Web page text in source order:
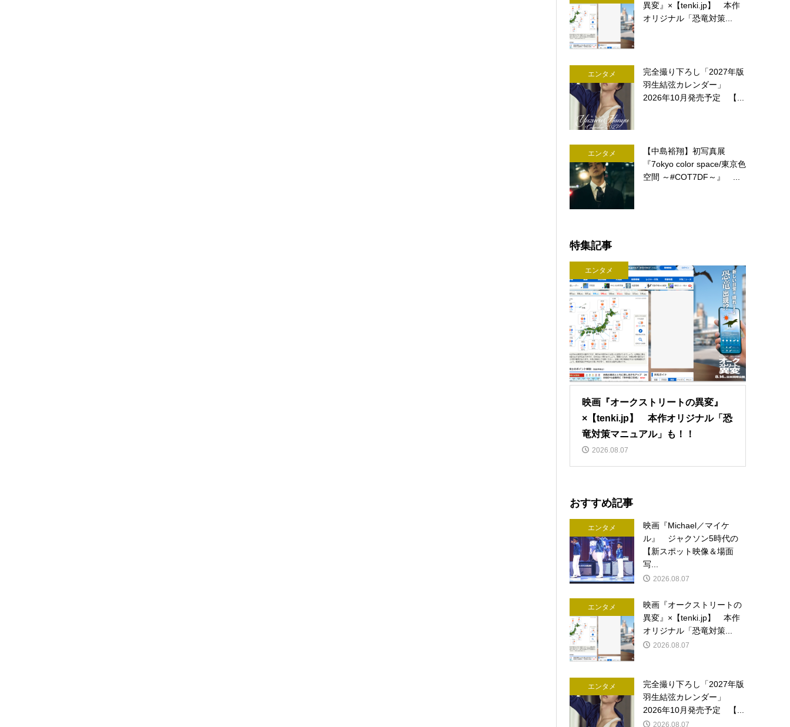
異変』×【tenki.jp】 本作
オリジナル「恐竜対策...
エンタメ
完全撮り下ろし「2027年版
羽生結弦カレンダー」
2026年10月発売予定 【...
エンタメ
【中島裕翔】初写真展
『7okyo color space/東京色
空間 ～#COT7DF～』 ...
特集記事
エンタメ
映画『オークストリートの異変』
×【tenki.jp】 本作オリジナル「恐
竜対策マニュアル」も！！
2026.08.07
おすすめ記事
エンタメ
映画『Michael／マイケ
ル』 ジャクソン5時代の
【新スポット映像＆場面
写...
2026.08.07
エンタメ
映画『オークストリートの
異変』×【tenki.jp】 本作
オリジナル「恐竜対策...
2026.08.07
エンタメ
完全撮り下ろし「2027年版
羽生結弦カレンダー」
2026年10月発売予定 【...
2026.08.07